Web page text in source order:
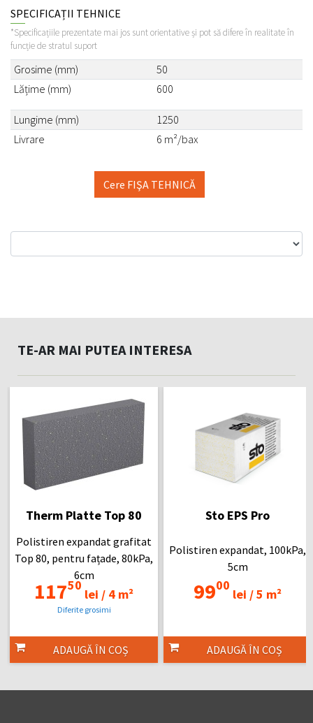
SPECIFICAȚII TEHNICE
*Specificațiile prezentate mai jos sunt orientative și pot să difere în realitate în
funcție de stratul suport
Grosime (mm)
50
Lățime (mm)
600
Lungime (mm)
1250
Livrare
6 m²/bax
Cere FIŞA TEHNICĂ
TE-AR MAI PUTEA INTERESA
Therm Platte Top 80
Polistiren expandat grafitat
Top 80, pentru fațade, 80kPa,
6cm
11750
lei / 4 m²
Diferite grosimi
ADAUGĂ ÎN COȘ
Sto EPS Pro
Polistiren expandat, 100kPa,
5cm
9900
lei /5 m²
ADAUGĂ ÎN COȘ